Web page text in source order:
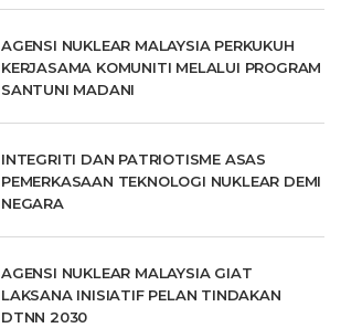
AGENSI NUKLEAR MALAYSIA PERKUKUH
KERJASAMA KOMUNITI MELALUI PROGRAM
SANTUNI MADANI
INTEGRITI DAN PATRIOTISME ASAS
PEMERKASAAN TEKNOLOGI NUKLEAR DEMI
NEGARA
AGENSI NUKLEAR MALAYSIA GIAT
LAKSANA INISIATIF PELAN TINDAKAN
DTNN 2030